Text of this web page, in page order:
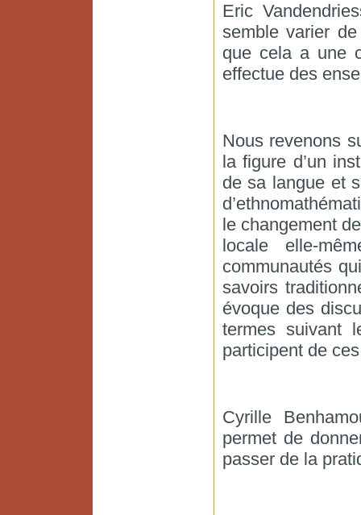
Eric
semble varier
que cela a une
effectue des
Nous revenons
la figure d’un
de sa langue et
le changement
locale elle-
communautés
savoirs
évoque des
termes suivant
participent de
Cyrille
permet de
passer de la